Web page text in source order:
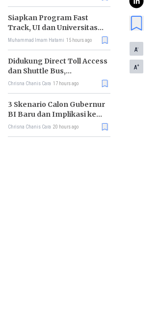
Siapkan Program Fast
Track, UI dan Universitas
Agung Podomoro Jalin
Muhammad Imam Hatami 15 hours ago
Didukung Direct Toll Access
dan Shuttle Bus,
Paramount Petals Kian
Chrisna Chanis Cara 17 hours ago
3 Skenario Calon Gubernur
BI Baru dan Implikasi ke
Pasar
Chrisna Chanis Cara 20 hours ago
A-
A+